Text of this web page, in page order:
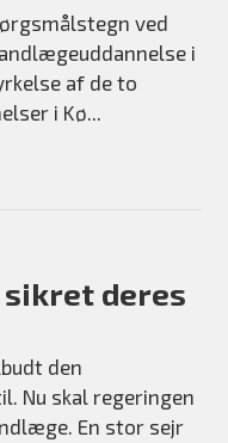
ved
i
af de to
i Kø...
deres
den
Nu skal regeringen
En stor sejr